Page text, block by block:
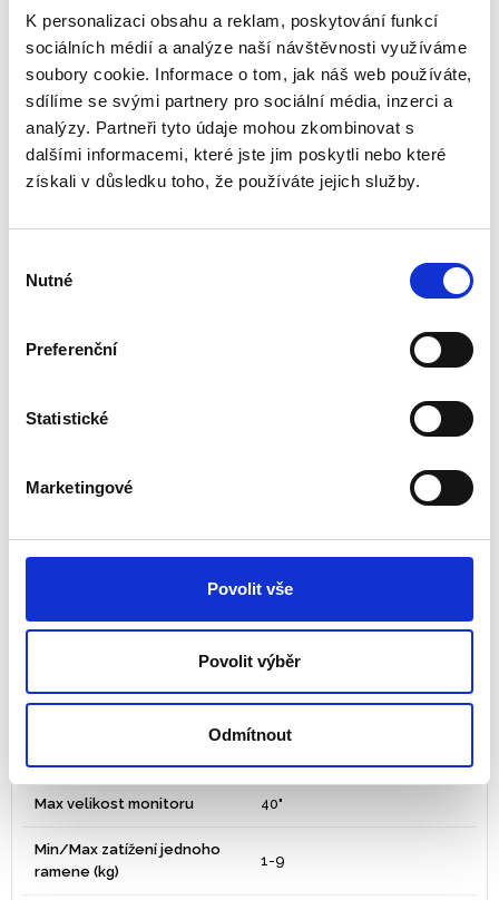
K personalizaci obsahu a reklam, poskytování funkcí
sociálních médií a analýze naší návštěvnosti využíváme
soubory cookie. Informace o tom, jak náš web používáte,
sdílíme se svými partnery pro sociální média, inzerci a
analýzy. Partneři tyto údaje mohou zkombinovat s
dalšími informacemi, které jste jim poskytli nebo které
získali v důsledku toho, že používáte jejich služby.
souhlasu
Nutné
Preferenční
Statistické
Marketingové
Povolit vše
Povolit výběr
Odmítnout
Splňuje VESA normu 75 x 75 a 100 x 100
Stylová a elegantní konstrukce
Systém uspořádání šňůr a kabelů usnadňuje udržení
pořádku na kancelářském stolu
Ergonomická zóna
ZÓNA 3 - Předcházejte
bolesti šíje a krční páteře
Ramena – počet monitorů
Upínací svorka, nebo šroub s
Barva: bílá
Max velikost monitoru 40"
Min/Max zatížení jednoho
ramene (kg)
1-9